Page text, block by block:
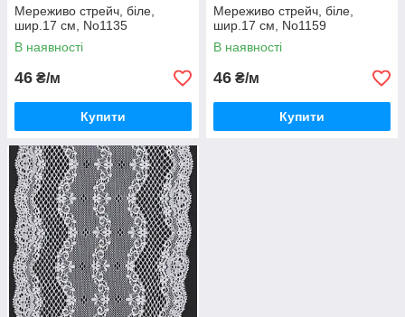
Мереживо стрейч, біле,
шир.17 см, No1135
В наявності
46 ₴/м
Купити
Мереживо стрейч, біле,
шир.17 см, No1159
В наявності
46 ₴/м
Купити